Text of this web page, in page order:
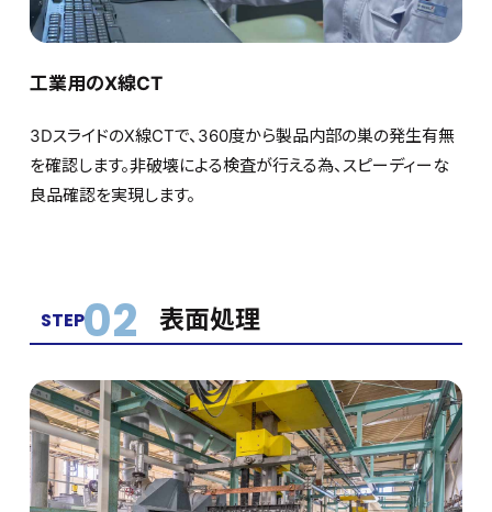
工業用のX線CT
3DスライドのX線CTで、360度から製品内部の巣の発生有無
を確認します。非破壊による検査が行える為、スピーディーな
良品確認を実現します。
STEP02 表面処理